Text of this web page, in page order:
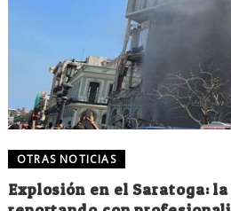
OTRAS NOTICIAS
Explosión en el Saratoga: